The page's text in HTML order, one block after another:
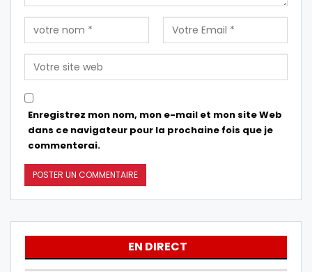
Enregistrez mon nom, mon e-mail et mon site Web
dans ce navigateur pour la prochaine fois que je
commenterai.
EN DIRECT